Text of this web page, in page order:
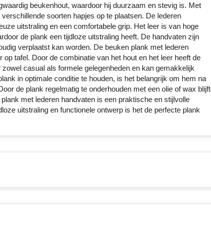
beukenhout, waardoor hij duurzaam en stevig is. Met
soorten hapjes op te plaatsen. De lederen
uitstraling en een comfortabele grip. Het leer is van hoge
de plank een tijdloze uitstraling heeft. De handvaten zijn
verplaatst kan worden. De beuken plank met lederen
tafel. Door de combinatie van het hout en het leer heeft de
casual als formele gelegenheden en kan gemakkelijk
in optimale conditie te houden, is het belangrijk om hem na
de plank regelmatig te onderhouden met een olie of wax blijft
met lederen handvaten is een praktische en stijlvolle
uitstraling en functionele ontwerp is het de perfecte plank